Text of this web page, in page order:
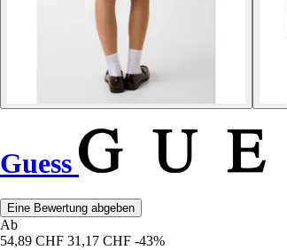
Guess
Eine Bewertung abgeben
Ab
54,89 CHF 31,17 CHF -43%